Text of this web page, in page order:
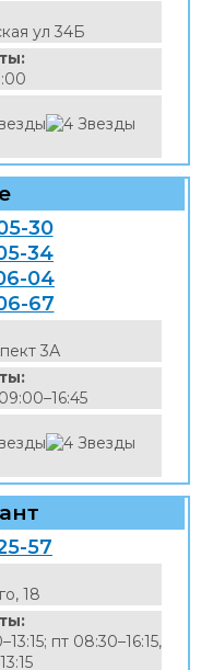
ул 34Б
30
34
04
67
3А
57
18
пт 08:30–16:15,